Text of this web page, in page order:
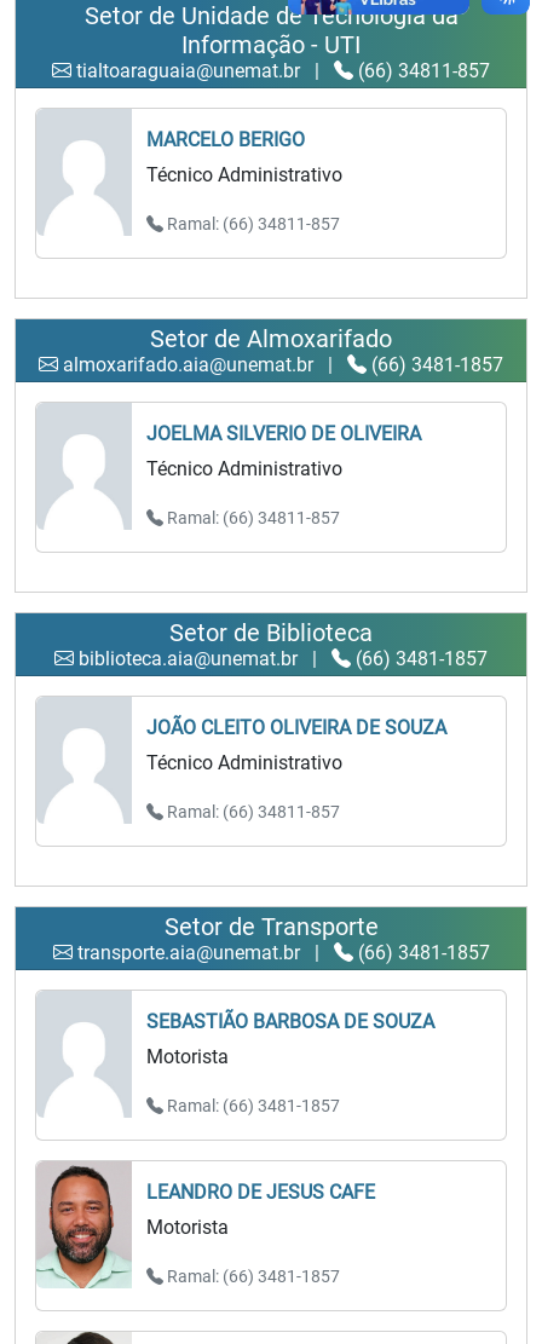
Setor de Unidade de Tecnologia da
Informação - UTI
tialtoaraguaia@unemat.br | (66) 34811-857
MARCELO BERIGO
Técnico Administrativo
Ramal: (66) 34811-857
Setor de Almoxarifado
almoxarifado.aia@unemat.br | (66) 3481-1857
JOELMA SILVERIO DE OLIVEIRA
Técnico Administrativo
Ramal: (66) 34811-857
Setor de Biblioteca
biblioteca.aia@unemat.br | (66) 3481-1857
JOÃO CLEITO OLIVEIRA DE SOUZA
Técnico Administrativo
Ramal: (66) 34811-857
Setor de Transporte
transporte.aia@unemat.br | (66) 3481-1857
SEBASTIÃO BARBOSA DE SOUZA
Motorista
Ramal: (66) 3481-1857
LEANDRO DE JESUS CAFE
Motorista
Ramal: (66) 3481-1857